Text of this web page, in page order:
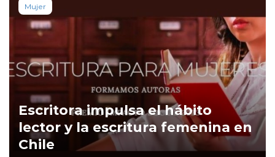
Mujer
Escritora impulsa el hábito
lector y la escritura femenina en
Chile